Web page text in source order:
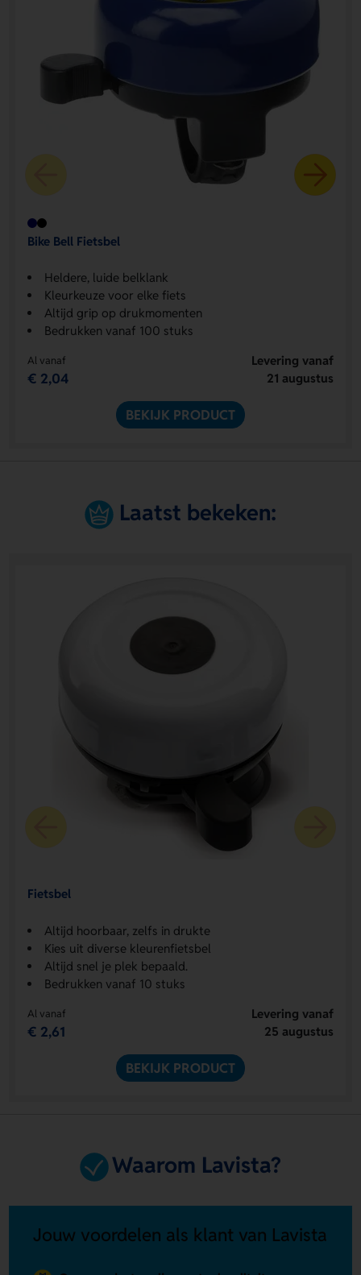
Bike Bell Fietsbel
Heldere, luide belklank
Kleurkeuze voor elke fiets
Altijd grip op drukmomenten
Bedrukken vanaf 100 stuks
Al vanaf
€ 2,04
Levering vanaf
21 augustus
BEKIJK PRODUCT
Laatst bekeken:
Fietsbel
Altijd hoorbaar, zelfs in drukte
Kies uit diverse kleurenfietsbel
Altijd snel je plek bepaald.
Bedrukken vanaf 10 stuks
Al vanaf
€ 2,61
Levering vanaf
25 augustus
BEKIJK PRODUCT
Waarom Lavista?
Jouw voordelen als klant van Lavista